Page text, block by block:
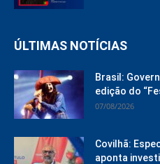
ÚLTIMAS NOTÍCIAS
Brasil:
edição do
07/08/2026
Covilhã:
aponta